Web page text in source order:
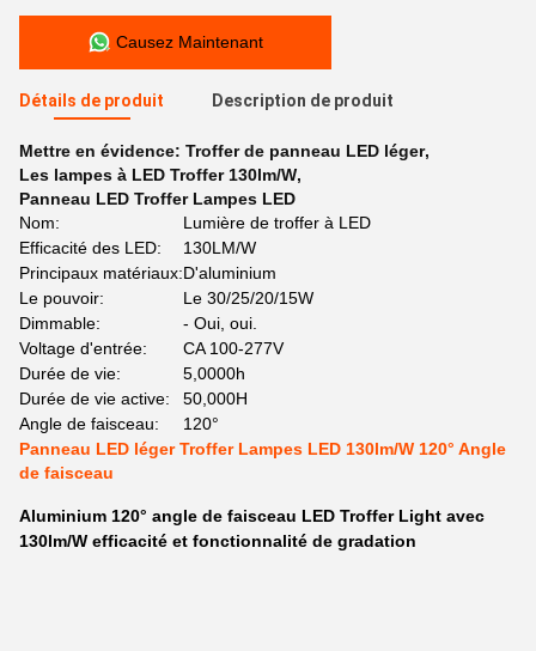
Causez Maintenant
Détails de produit Description de produit
Mettre en évidence: Troffer de panneau LED léger,
Les lampes à LED Troffer 130lm/W,
Panneau LED Troffer Lampes LED
Nom:
Lumière de troffer à LED
Efficacité des LED:
130LM/W
Principaux matériaux:D'aluminium
Le pouvoir:
Le 30/25/20/15W
Dimmable:
- Oui, oui.
Voltage d'entrée:
CA 100-277V
Durée de vie:
5,0000h
Durée de vie active:
50,000H
Angle de faisceau:
120°
Panneau LED léger Troffer Lampes LED 130lm/W 120° Angle
de faisceau
Aluminium 120° angle de faisceau LED Troffer Light avec
130lm/W efficacité et fonctionnalité de gradation